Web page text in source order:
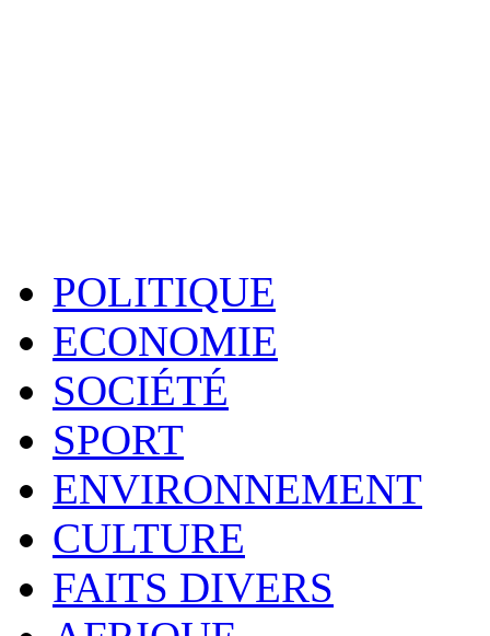
POLITIQUE
ECONOMIE
SOCIÉTÉ
SPORT
ENVIRONNEMENT
CULTURE
FAITS DIVERS